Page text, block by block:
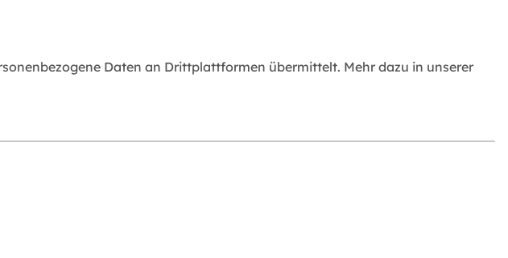
Daten an Drittplattformen übermittelt. Mehr dazu in unserer